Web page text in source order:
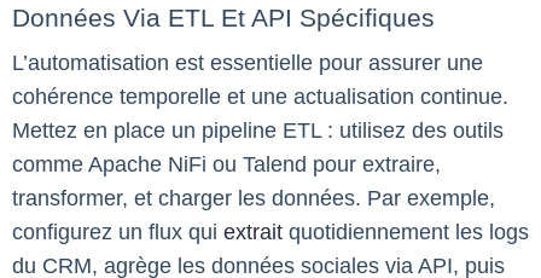
Données Via ETL Et API Spécifiques
L’automatisation est essentielle pour assurer une
cohérence temporelle et une actualisation continue.
Mettez en place un pipeline ETL : utilisez des outils
comme Apache NiFi ou Talend pour extraire,
transformer, et charger les données. Par exemple,
configurez un flux qui extrait quotidiennement les logs
du CRM, agrège les données sociales via API, puis